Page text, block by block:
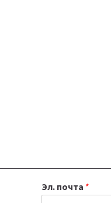
Эл. почта *